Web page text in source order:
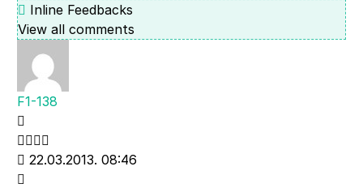
Inline Feedbacks
View all comments
F1-138
22.03.2013. 08:46